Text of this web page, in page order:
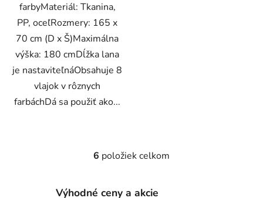
farbyMateriál: Tkanina,
PP, oceľRozmery: 165 x
70 cm (D x Š)Maximálna
výška: 180 cmDĺžka lana
je nastaviteľnáObsahuje 8
vlajok v rôznych
farbáchDá sa použiť ako...
O
6 položiek celkom
Výhodné ceny a akcie